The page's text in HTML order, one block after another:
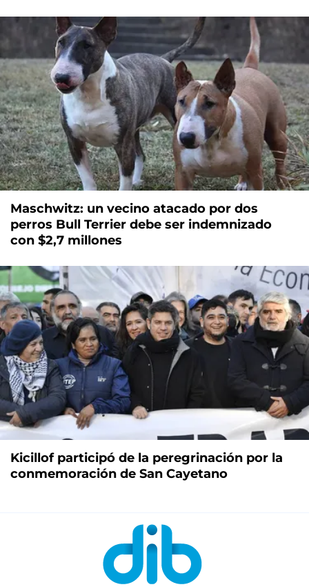
Maschwitz: un vecino atacado por dos
perros Bull Terrier debe ser indemnizado
con $2,7 millones
Kicillof participó de la peregrinación por la
conmemoración de San Cayetano